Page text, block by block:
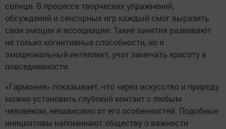
солнце. В процессе творческих упражнений,
обсуждений и сенсорных игр каждый смог выразить
свои эмоции и ассоциации. Такие занятия развивают
не только когнитивные способности, но и
эмоциональный интеллект, учат замечать красоту в
повседневности.
«Гармония» показывает, что через искусство и природу
можно установить глубокий контакт с любым
человеком, независимо от его особенностей. Подобные
инициативы напоминают обществу о важности